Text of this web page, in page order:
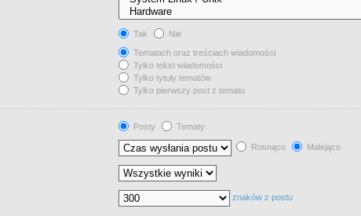
Tak
Nie
Tematach oraz treściach wiadomości
Tylko tekst wiadomości
Tylko tytuły tematów
Tylko pierwszy post z tematu
Posty
Tematy
Rosnąco Malejąco
znaków z postu